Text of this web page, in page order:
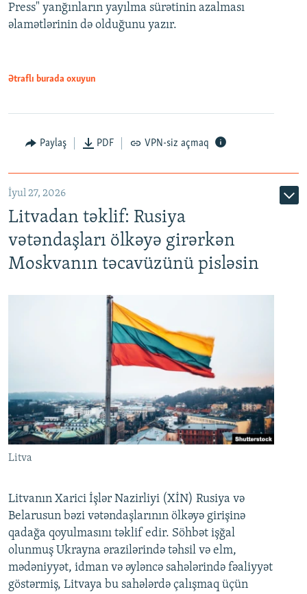
Press" yanğınların yayılma sürətinin azalması
əlamətlərinin də olduğunu yazır.
Ətraflı burada oxuyun
Paylaş PDF VPN-siz açmaq
İyul 27, 2026
Litvadan təklif: Rusiya
vətəndaşları ölkəyə girərkən
Moskvanın təcavüzünü pisləsin
Litva
Litvanın Xarici İşlər Nazirliyi (XİN) Rusiya və
Belarusun bəzi vətəndaşlarının ölkəyə girişinə
qadağa qoyulmasını təklif edir. Söhbət işğal
olunmuş Ukrayna ərazilərində təhsil və elm,
mədəniyyət, idman və əyləncə sahələrində fəaliyyət
göstərmiş, Litvaya bu sahələrdə çalışmaq üçün